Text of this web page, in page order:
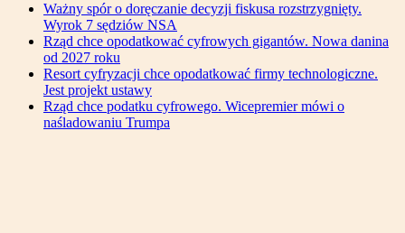
Ważny spór o doręczanie decyzji fiskusa rozstrzygnięty.
Wyrok 7 sędziów NSA
Rząd chce opodatkować cyfrowych gigantów. Nowa danina
od 2027 roku
Resort cyfryzacji chce opodatkować firmy technologiczne.
Jest projekt ustawy
Rząd chce podatku cyfrowego. Wicepremier mówi o
naśladowaniu Trumpa